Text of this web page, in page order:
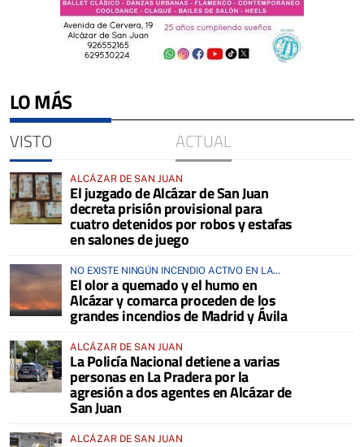
LO MÁS
VISTO ACTUAL
ALCÁZAR DE SAN JUAN
El juzgado de Alcázar de San Juan
decreta prisión provisional para
cuatro detenidos por robos y estafas
en salones de juego
NO EXISTE NINGÚN INCENDIO ACTIVO EN LA
COMARCA
El olor a quemado y el humo en
Alcázar y comarca proceden de los
grandes incendios de Madrid y Ávila
ALCÁZAR DE SAN JUAN
La Policía Nacional detiene a varias
personas en La Pradera por la
agresión a dos agentes en Alcázar de
San Juan
ALCÁZAR DE SAN JUAN